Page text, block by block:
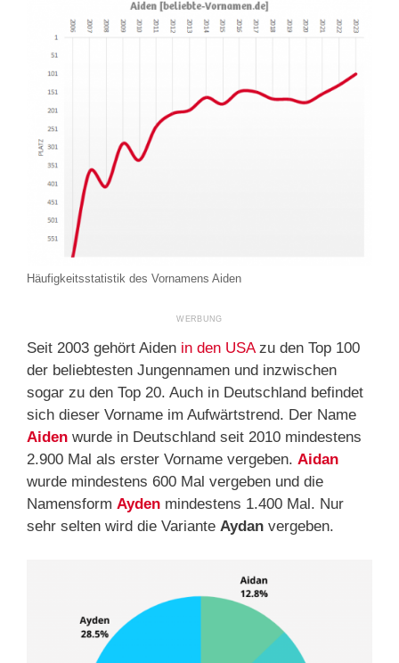
Häufigkeitsstatistik des Vornamens Aiden
Seit 2003 gehört Aiden in den USAzu den Top 100
der beliebtesten Jungennamen und inzwischen
sogar zu den Top 20. Auch in Deutschland befindet
sich dieser Vorname im Aufwärtstrend. Der Name
Aiden wurde in Deutschland seit 2010 mindestens
2.900 Mal als erster Vorname vergeben. Aidan
wurde mindestens 600 Mal vergeben und die
Namensform Ayden mindestens 1.400 Mal. Nur
sehr selten wird die Variante Aydan vergeben.